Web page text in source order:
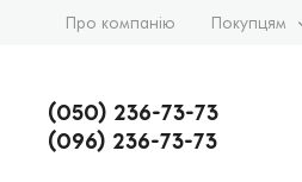
Про компанію Покупцям
(050) 236-73-73
(096) 236-73-73